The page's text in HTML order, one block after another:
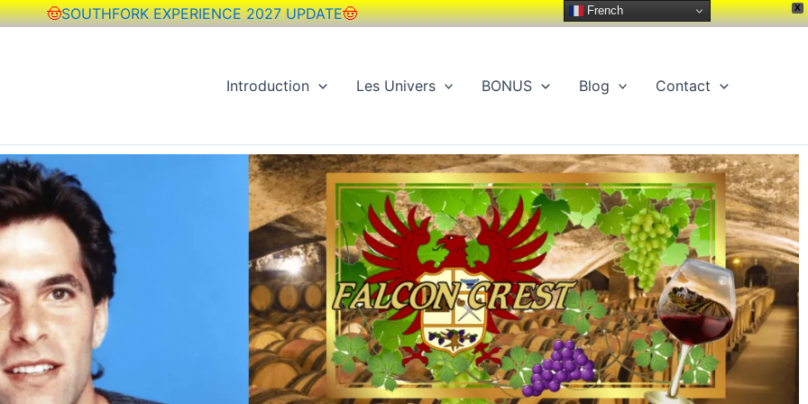
X
🤠SOUTHFORK EXPERIENCE 2027 UPDATE🤠
Introduction
Les Univers BONUS Blog Contact
French